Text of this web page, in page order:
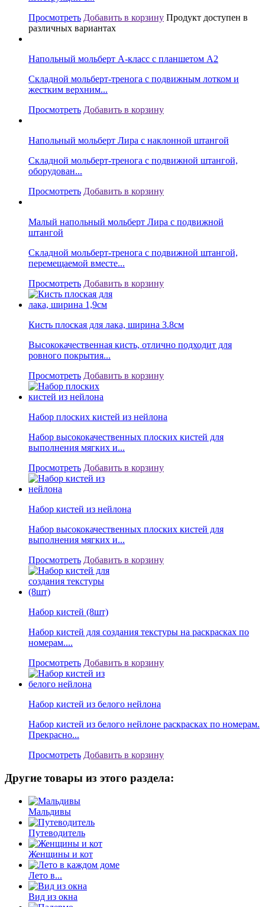
Просмотреть Добавить в корзину Продукт доступен в
различных вариантах
Напольный мольберт А-класс с планшетом А2
Складной мольберт-тренога с подвижным лотком и
жестким верхним...
Просмотреть Добавить в корзину
Напольный мольберт Лира с наклонной штангой
Складной мольберт-тренога с подвижной штангой,
оборудован...
Просмотреть Добавить в корзину
Малый напольный мольберт Лира с подвижной
штангой
Складной мольберт-тренога с подвижной штангой,
перемещаемой вместе...
Просмотреть Добавить в корзину
Кисть плоская для лака, ширина 3.8см
Высококачественная кисть, отлично подходит для
ровного покрытия...
Просмотреть Добавить в корзину
Набор плоских кистей из нейлона
Набор высококачественных плоских кистей для
выполнения мягких и...
Просмотреть Добавить в корзину
Набор кистей из нейлона
Набор высококачественных плоских кистей для
выполнения мягких и...
Просмотреть Добавить в корзину
Набор кистей (8шт)
Набор кистей для создания текстуры на раскрасках по
номерам....
Просмотреть Добавить в корзину
Набор кистей из белого нейлона
Набор кистей из белого нейлоне раскрасках по номерам.
Прекрасно...
Просмотреть Добавить в корзину
Другие товары из этого раздела:
Мальдивы
Путеводитель
Женщины и кот
Лето в...
Вид из окна